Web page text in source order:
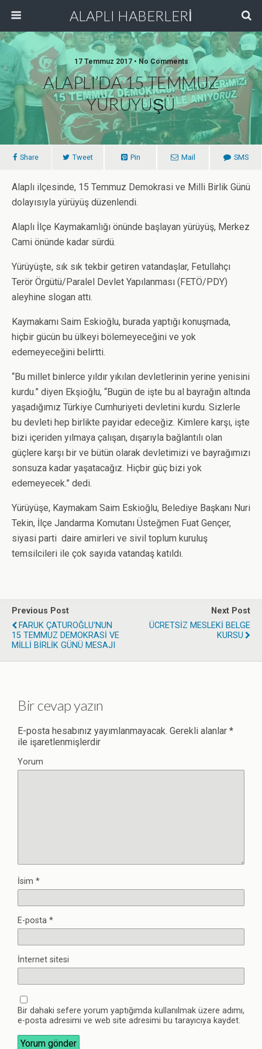
ALAPLI HABERLERİ
17 Temmuz 2017 • No Comments
ALAPLI’DA 15 TEMMUZ
YÜRÜYÜŞÜ
Share Tweet Pin Mail SMS
Alaplı ilçesinde, 15 Temmuz Demokrasi ve Milli Birlik Günü
dolayısıyla yürüyüş düzenlendi.
Alaplı İlçe Kaymakamlığı önünde başlayan yürüyüş, Merkez
Cami önünde kadar sürdü.
Yürüyüşte, sık sık tekbir getiren vatandaşlar, Fetullahçı
Terör Örgütü/Paralel Devlet Yapılanması (FETÖ/PDY)
aleyhine slogan attı.
Kaymakamı Saim Eskioğlu, burada yaptığı konuşmada,
hiçbir gücün bu ülkeyi bölemeyeceğini ve yok
edemeyeceğini belirtti.
“Bu millet binlerce yıldır yıkılan devletlerinin yerine yenisini
kurdu.” diyen Ekşioğlu, “Bugün de işte bu al bayrağın altında
yaşadığımız Türkiye Cumhuriyeti devletini kurdu. Sizlerle
bu devleti hep birlikte payidar edeceğiz. Kimlere karşı, işte
bizi içeriden yılmaya çalışan, dışarıyla bağlantılı olan
güçlere karşı bir ve bütün olarak devletimizi ve bayrağımızı
sonsuza kadar yaşatacağız. Hiçbir güç bizi yok
edemeyecek.” dedi.
Yürüyüşe, Kaymakam Saim Eskioğlu, Belediye Başkanı Nuri
Tekin, İlçe Jandarma Komutanı Üsteğmen Fuat Gençer,
siyasi parti daire amirleri ve sivil toplum kuruluş
temsilcileri ile çok sayıda vatandaş katıldı.
Previous Post
FARUK ÇATUROĞLU'NUN
15 TEMMUZ DEMOKRASİ VE
MİLLİ BİRLİK GÜNÜ MESAJI
Next Post
ÜCRETSİZ MESLEKİ BELGE
KURSU
Bir cevap yazın
E-posta hesabınız yayımlanmayacak. Gerekli alanlar *
ile işaretlenmişlerdir
Yorum
İsim *
E-posta *
İnternet sitesi
Bir dahaki sefere yorum yaptığımda kullanılmak üzere adımı,
e-posta adresimi ve web site adresimi bu tarayıcıya kaydet.